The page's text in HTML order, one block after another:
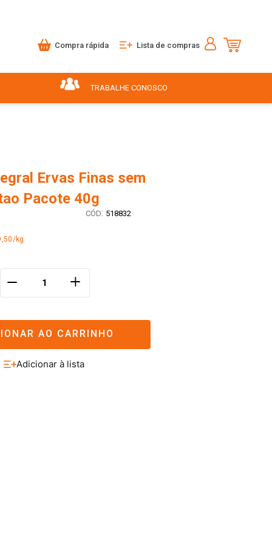
Compra rápida Lista de compras
TRABALHE CONOSCO
Ervas Finas sem
Pacote 40g
: 518832
kg
＋
AO CARRINHO